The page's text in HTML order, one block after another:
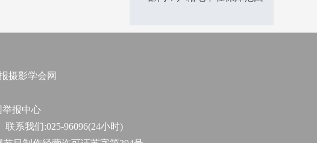
摄影学会网
举报中心
系我们:025-96096(24小时)